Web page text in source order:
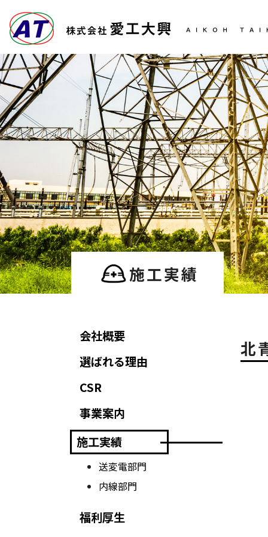
施工実績
会社概要
選ばれる理由
CSR
事業案内
施工実績
送変電部門
内線部門
福利厚生
北